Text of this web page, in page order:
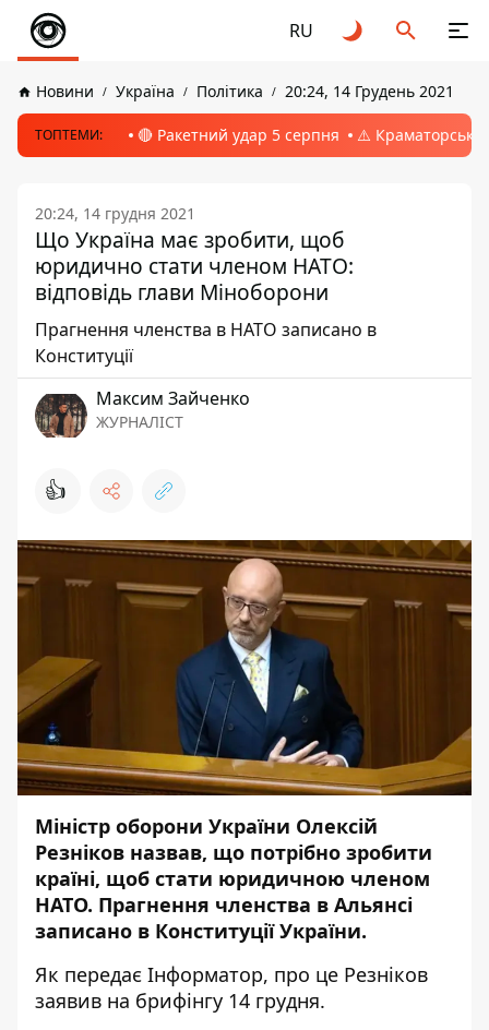
RU
Новини Україна Політика 20:24, 14 Грудень 2021
ТОПТЕМИ: 🔴 Ракетний удар 5 серпня ⚠️ Краматорськ,
20:24, 14 грудня 2021
Що Україна має зробити, щоб
юридично стати членом НАТО:
відповідь глави Міноборони
Прагнення членства в НАТО записано в
Конституції
Максим Зайченко
ЖУРНАЛІСТ
👍
Міністр оборони України Олексій
Резніков назвав, що потрібно зробити
країні, щоб стати юридичною членом
НАТО. Прагнення членства в Альянсі
записано в Конституції України.
Як передає Інформатор, про це Резніков
заявив на брифінгу 14 грудня.